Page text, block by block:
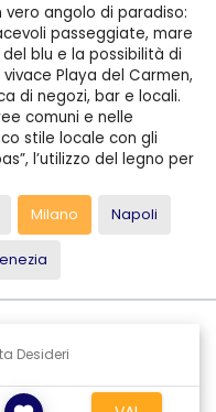
angolo di paradiso:
passeggiate, mare
blu e la possibilità di
Playa del Carmen,
di negozi, bar e locali.
comuni e nelle
stile locale con gli
l’utilizzo del legno per
alle ville a due piani
da alte palme. Sono
Milano Napoli
Desideri